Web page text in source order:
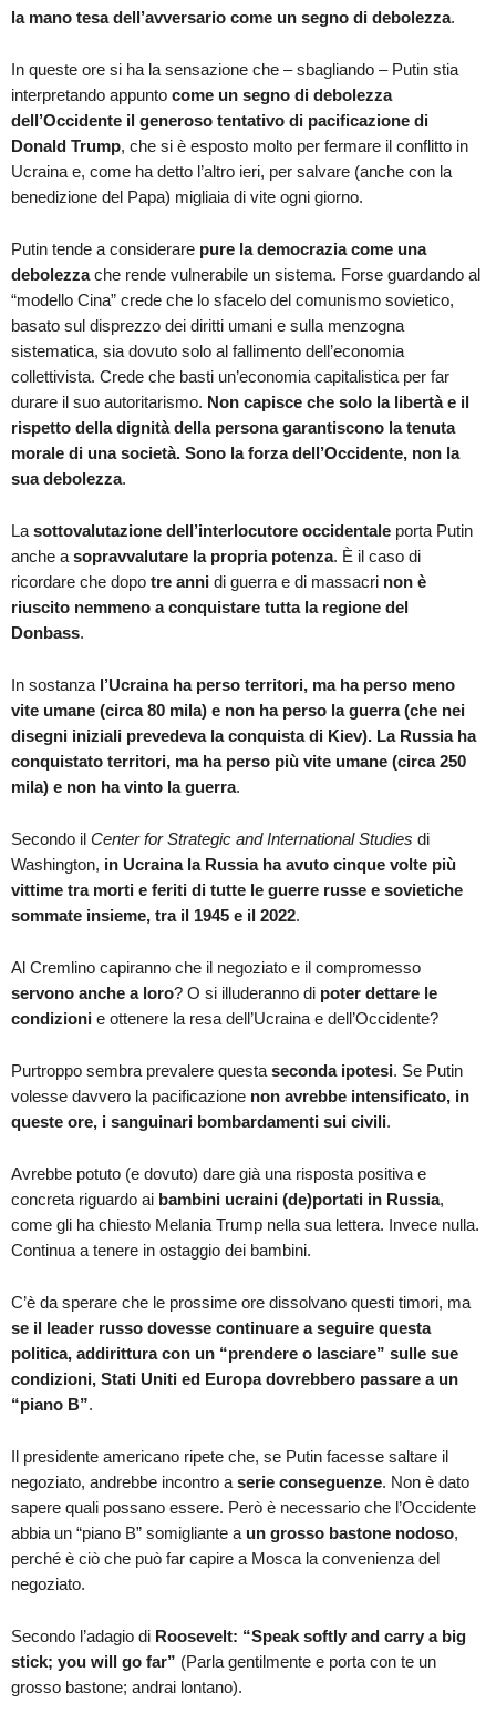
la mano tesa dell’avversario come un segno di debolezza.
In queste ore si ha la sensazione che – sbagliando – Putin stia
interpretando appunto come un segno di debolezza
dell’Occidente il generoso tentativo di pacificazione di
Donald Trump, che si è esposto molto per fermare il conflitto in
Ucraina e, come ha detto l’altro ieri, per salvare (anche con la
benedizione del Papa) migliaia di vite ogni giorno.
Putin tende a considerare pure la democrazia come una
debolezzache rende vulnerabile un sistema. Forse guardando al
“modello Cina” crede che lo sfacelo del comunismo sovietico,
basato sul disprezzo dei diritti umani e sulla menzogna
sistematica, sia dovuto solo al fallimento dell’economia
collettivista. Crede che basti un’economia capitalistica per far
durare il suo autoritarismo. Non capisce che solo la libertà e il
rispetto della dignità della persona garantiscono la tenuta
morale di una società. Sono la forza dell’Occidente, non la
sua debolezza.
La sottovalutazione dell’interlocutore occidentale porta Putin
anche a sopravvalutare la propria potenza. È il caso di
ricordare che dopo tre anni di guerra e di massacri non è
riuscito nemmeno a conquistare tutta la regione del
Donbass.
In sostanza l’Ucraina ha perso territori, ma ha perso meno
vite umane (circa 80 mila) e non ha perso la guerra (che nei
disegni iniziali prevedeva la conquista di Kiev). La Russia ha
conquistato territori, ma ha perso più vite umane (circa 250
mila) e non ha vinto la guerra.
Secondo il Center for Strategic and International Studies di
Washington, in Ucraina la Russia ha avuto cinque volte più
vittime tra morti e feriti di tutte le guerre russe e sovietiche
sommate insieme, tra il 1945 e il 2022.
Al Cremlino capiranno che il negoziato e il compromesso
servono anche a loro? O si illuderanno di poter dettare le
condizioni e ottenere la resa dell’Ucraina e dell’Occidente?
Purtroppo sembra prevalere questa seconda ipotesi. Se Putin
volesse davvero la pacificazione non avrebbe intensificato, in
queste ore, i sanguinari bombardamenti sui civili.
Avrebbe potuto (e dovuto) dare già una risposta positiva e
concreta riguardo ai bambini ucraini (de)portati in Russia,
come gli ha chiesto Melania Trump nella sua lettera. Invece nulla.
Continua a tenere in ostaggio dei bambini.
C’è da sperare che le prossime ore dissolvano questi timori, ma
se il leader russo dovesse continuare a seguire questa
politica, addirittura con un “prendere o lasciare” sulle sue
condizioni, Stati Uniti ed Europa dovrebbero passare a un
“piano B”.
Il presidente americano ripete che, se Putin facesse saltare il
negoziato, andrebbe incontro a serie conseguenze. Non è dato
sapere quali possano essere. Però è necessario che l’Occidente
abbia un “piano B” somigliante a un grosso bastone nodoso,
perché è ciò che può far capire a Mosca la convenienza del
negoziato.
Secondo l’adagio di Roosevelt: “Speak softly and carry a big
stick; you will go far” (Parla gentilmente e porta con te un
grosso bastone; andrai lontano).